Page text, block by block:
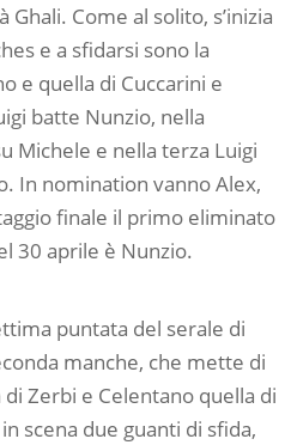
Come al solito, s’inizia
e a sfidarsi sono la
e quella di Cuccarini e
batte Nunzio, nella
Michele e nella terza Luigi
In nomination vanno Alex,
finale il primo eliminato
30 aprile è Nunzio.
puntata del serale di
manche, che mette di
Zerbi e Celentano quella di
scena due guanti di sfida,